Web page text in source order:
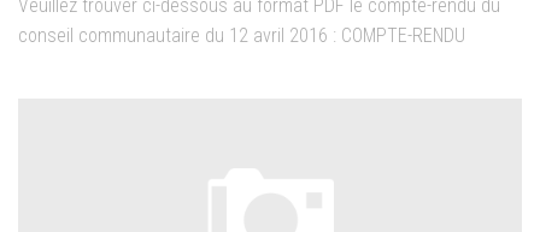
Veuillez trouver ci-dessous au format PDF le compte-rendu du
conseil communautaire du 12 avril 2016 : COMPTE-RENDU